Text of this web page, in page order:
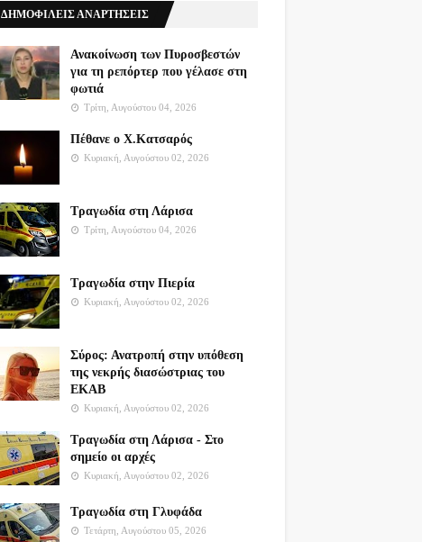
ΔΗΜΟΦΙΛΕΙΣ ΑΝΑΡΤΗΣΕΙΣ
Ανακοίνωση των Πυροσβεστών
για τη ρεπόρτερ που γέλασε στη
φωτιά
Τρίτη, Αυγούστου 04, 2026
Πέθανε ο Χ.Κατσαρός
Κυριακή, Αυγούστου 02, 2026
Τραγωδία στη Λάρισα
Τρίτη, Αυγούστου 04, 2026
Τραγωδία στην Πιερία
Κυριακή, Αυγούστου 02, 2026
Σύρος: Ανατροπή στην υπόθεση
της νεκρής διασώστριας του
ΕΚΑΒ
Κυριακή, Αυγούστου 02, 2026
Τραγωδία στη Λάρισα - Στο
σημείο οι αρχές
Κυριακή, Αυγούστου 02, 2026
Τραγωδία στη Γλυφάδα
Τετάρτη, Αυγούστου 05, 2026